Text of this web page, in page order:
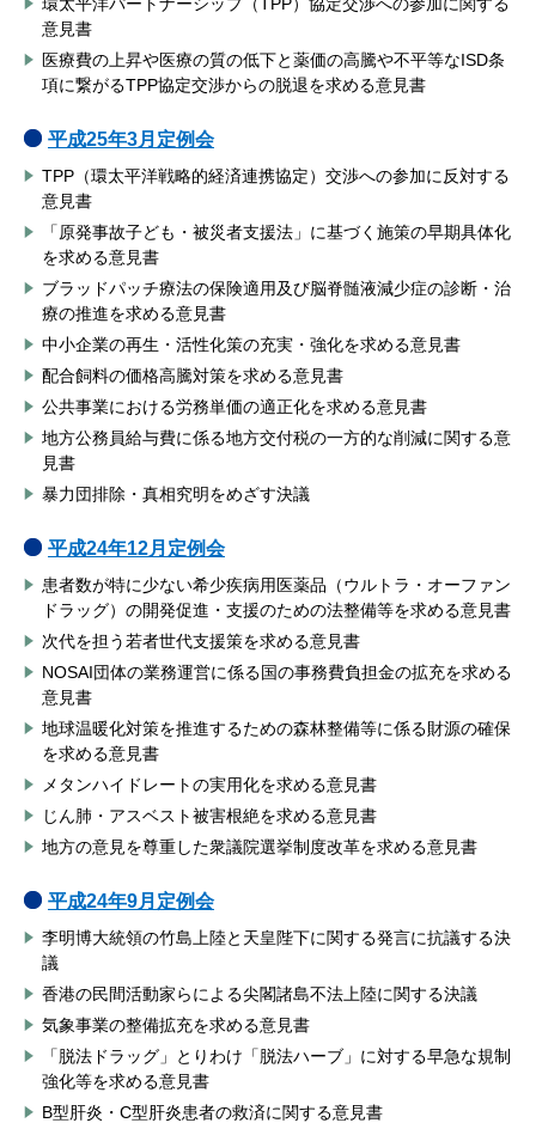
意見書
医療費の上昇や医療の質の低下と薬価の高騰や不平等なISD条
項に繋がるTPP協定交渉からの脱退を求める意見書
平成25年3月定例会
TPP（環太平洋戦略的経済連携協定）交渉への参加に反対する
意見書
「原発事故子ども・被災者支援法」に基づく施策の早期具体化
を求める意見書
ブラッドパッチ療法の保険適用及び脳脊髄液減少症の診断・治
療の推進を求める意見書
中小企業の再生・活性化策の充実・強化を求める意見書
配合飼料の価格高騰対策を求める意見書
公共事業における労務単価の適正化を求める意見書
地方公務員給与費に係る地方交付税の一方的な削減に関する意
見書
暴力団排除・真相究明をめざす決議
平成24年12月定例会
患者数が特に少ない希少疾病用医薬品（ウルトラ・オーファン
ドラッグ）の開発促進・支援のための法整備等を求める意見書
次代を担う若者世代支援策を求める意見書
NOSAI団体の業務運営に係る国の事務費負担金の拡充を求める
意見書
地球温暖化対策を推進するための森林整備等に係る財源の確保
を求める意見書
メタンハイドレートの実用化を求める意見書
じん肺・アスベスト被害根絶を求める意見書
地方の意見を尊重した衆議院選挙制度改革を求める意見書
平成24年9月定例会
李明博大統領の竹島上陸と天皇陛下に関する発言に抗議する決
議
香港の民間活動家らによる尖閣諸島不法上陸に関する決議
気象事業の整備拡充を求める意見書
「脱法ドラッグ」とりわけ「脱法ハーブ」に対する早急な規制
強化等を求める意見書
B型肝炎・C型肝炎患者の救済に関する意見書